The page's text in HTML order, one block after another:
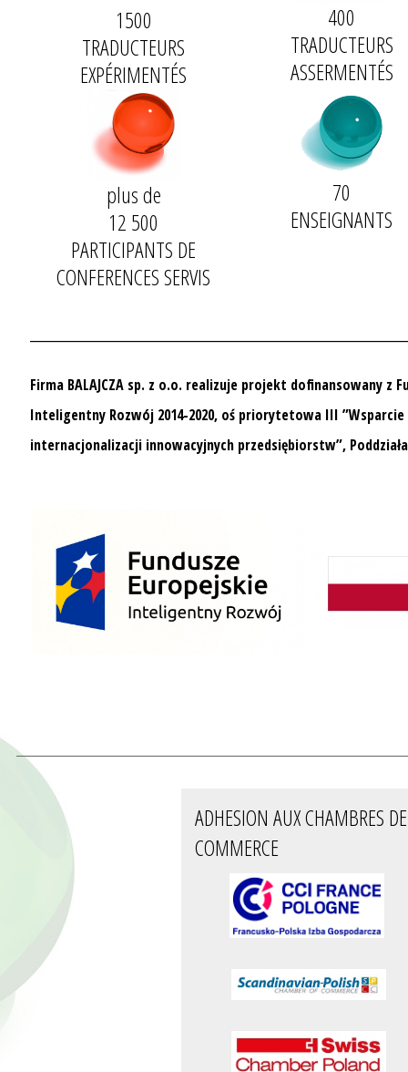
1500
TRADUCTEURS
EXPÉRIMENTÉS
400
TRADUCTEURS
ASSERMENTÉS
plus de
12 500
PARTICIPANTS DE
CONFERENCES SERVIS
70
ENSEIGNANTS
Firma BALAJCZA sp. z o.o. realizuje projekt dofinansowany
Inteligentny Rozwój 2014-2020, oś priorytetowa III
internacjonalizacji innowacyjnych przedsiębiorstw”,
ADHESION AUX CHAMBRES DE
COMMERCE